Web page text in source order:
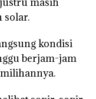
solar.
kondisi
berjam-jam